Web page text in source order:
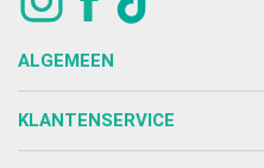
ALGEMEEN
KLANTENSERVICE